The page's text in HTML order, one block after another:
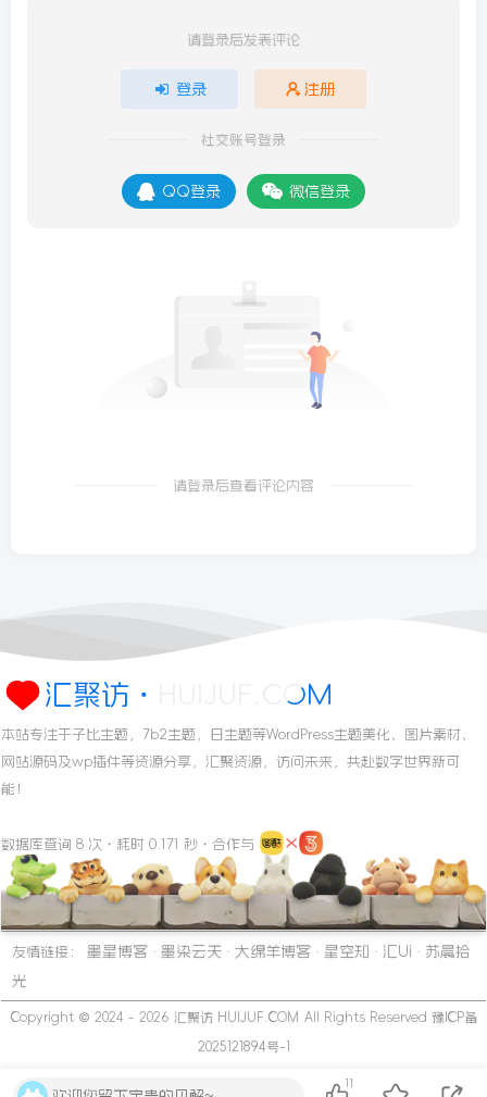
请登录后发表评论
登录 注册
社交账号登录
QQ登录 微信登录
请登录后查看评论内容
汇聚访・HUIJUF.COM
本站专注于子比主题，7b2主题，日主题等WordPress主题美化、图片素材、
网站源码及wp插件等资源分享，汇聚资源，访问未来，共赴数字世界新可
能！
数据库查询 8 次・耗时 0.171 秒・合作与
友情链接： 墨星博客 · 墨染云天 · 大绵羊博客 · 星空知 · 汇Ui · 苏晨拾
光
Copyright © 2024 - 2026 汇聚访 HUIJUF.COM All Rights Reserved 豫ICP备
2025121894号-1
11